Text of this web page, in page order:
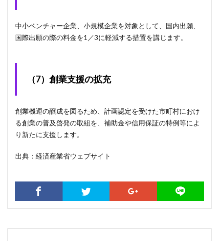
中小ベンチャー企業、小規模企業を対象として、国内出願、
国際出願の際の料金を1／3に軽減する措置を講じます。
（7）創業支援の拡充
創業機運の醸成を図るため、計画認定を受けた市町村におけ
る創業の普及啓発の取組を、補助金や信用保証の特例等によ
り新たに支援します。
出典：経済産業省ウェブサイト